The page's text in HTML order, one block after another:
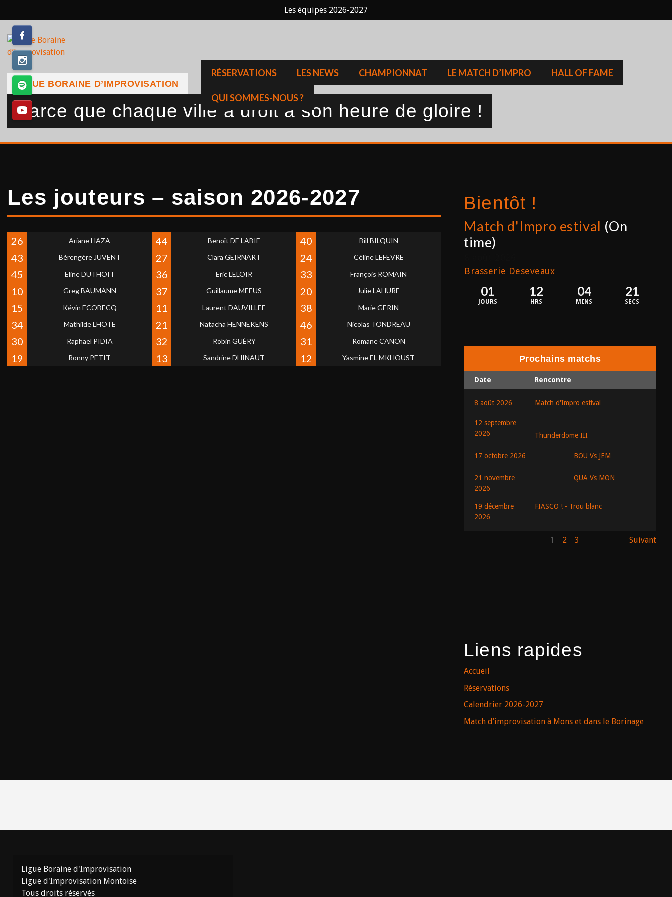
Les équipes 2026-2027
Skip
content
RÉSERVATIONS LES NEWS CHAMPIONNAT LE MATCH D’IMPRO HALL OF FAME
QUI SOMMES-NOUS ?
LIGUE BORAINE D’IMPROVISATION
Parce que chaque ville a droit à son heure de gloire !
Les jouteurs – saison 2026-2027
26 Ariane HAZA 44 Benoît DE LABIE 40 Bill BILQUIN
43 Bérengère JUVENT 27 Clara GEIRNART 24 Céline LEFEVRE
45 Eline DUTHOIT 36 Eric LELOIR 33 François ROMAIN
10 Greg BAUMANN 37 Guillaume MEEUS 20 Julie LAHURE
15 Kévin ECOBECQ 11 Laurent DAUVILLEE 38 Marie GERIN
34 Mathilde LHOTE 21 Natacha HENNEKENS 46 Nicolas TONDREAU
30 Raphaël PIDIA 32 Robin GUÉRY 31 Romane CANON
19 Ronny PETIT 13 Sandrine DHINAUT 12 Yasmine EL MKHOUST
Bientôt !
Match d'Impro estival (On
time)
Brasserie Deseveaux
01
JOURS
12
HRS
04
MINS
21
SECS
Prochains matchs
Date Rencontre
8 août 2026 Match d'Impro estival
12 septembre
2026
Thunderdome III
17 octobre 2026 BOU Vs JEM
21 novembre
2026
QUA Vs MON
19 décembre
2026
FIASCO ! - Trou blanc
1 2 3 Suivant
Liens rapides
Accueil
Réservations
Calendrier 2026-2027
Match d’improvisation à Mons et dans le Borinage
Ligue Boraine d'Improvisation
Ligue d'Improvisation Montoise
Tous droits réservés